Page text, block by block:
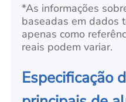
*As informações
baseadas em dados
apenas como
reais podem variar.
Especificação